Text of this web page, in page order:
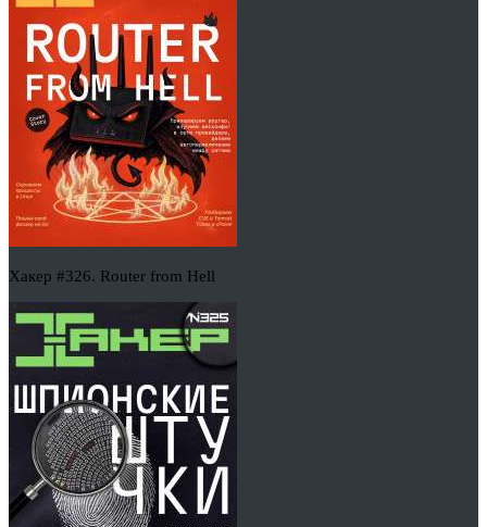
Хакер #326. Router from Hell